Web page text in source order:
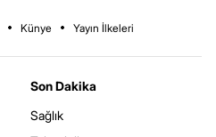
Künye Yayın İlkeleri
Son Dakika
Sağlık